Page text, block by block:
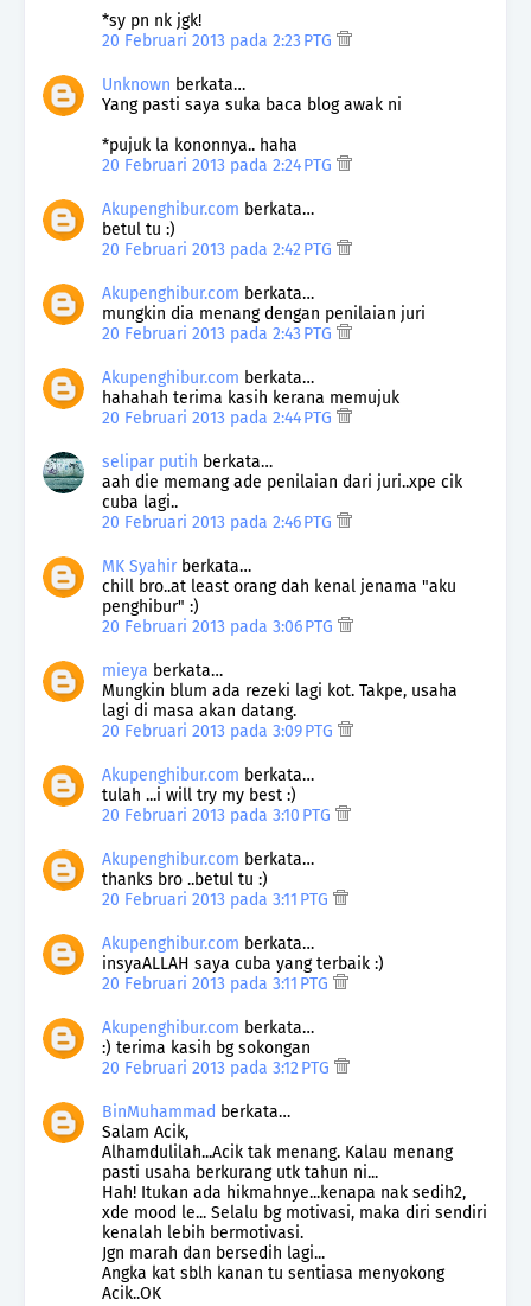
*sy pn nk jgk!
20 Februari 2013 pada 2:23 PTG
Unknown berkata…
Yang pasti saya suka baca blog awak ni
*pujuk la kononnya.. haha
20 Februari 2013 pada 2:24 PTG
Akupenghibur.com berkata…
betul tu :)
20 Februari 2013 pada 2:42 PTG
Akupenghibur.com berkata…
mungkin dia menang dengan penilaian juri
20 Februari 2013 pada 2:43 PTG
Akupenghibur.com berkata…
hahahah terima kasih kerana memujuk
20 Februari 2013 pada 2:44 PTG
selipar putih berkata…
aah die memang ade penilaian dari juri..xpe cik
cuba lagi..
20 Februari 2013 pada 2:46 PTG
MK Syahirberkata…
chill bro..at least orang dah kenal jenama "aku
penghibur" :)
20 Februari 2013 pada 3:06 PTG
mieya berkata…
Mungkin blum ada rezeki lagi kot. Takpe, usaha
lagi di masa akan datang.
20 Februari 2013 pada 3:09 PTG
Akupenghibur.com berkata…
tulah ...i will try my best :)
20 Februari 2013 pada 3:10 PTG
Akupenghibur.com berkata…
thanks bro ..betul tu :)
20 Februari 2013 pada 3:11 PTG
Akupenghibur.com berkata…
insyaALLAH saya cuba yang terbaik :)
20 Februari 2013 pada 3:11 PTG
Akupenghibur.com berkata…
:) terima kasih bg sokongan
20 Februari 2013 pada 3:12 PTG
BinMuhammad berkata…
Salam Acik,
Alhamdulilah...Acik tak menang. Kalau menang
pasti usaha berkurang utk tahun ni...
Hah! Itukan ada hikmahnye...kenapa nak sedih2,
xde mood le... Selalu bg motivasi, maka diri sendiri
kenalah lebih bermotivasi.
Jgn marah dan bersedih lagi...
Angka kat sblh kanan tu sentiasa menyokong
Acik..OK